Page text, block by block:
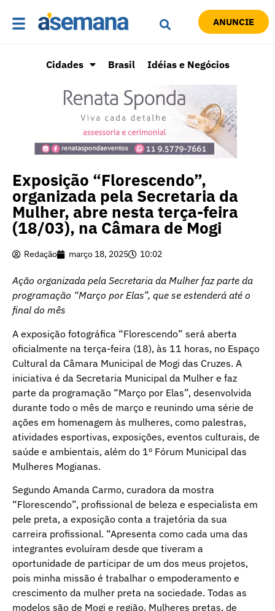
ANUNCIE
Cidades Brasil Idéias e Negócios
Exposição “Florescendo”,
organizada pela Secretaria da
Mulher, abre nesta terça-feira
(18/03), na Câmara de Mogi
Redação março 18, 2025 10:02
Ação organizada pela Secretaria da Mulher faz parte da
programação “Março por Elas”, que se estenderá até o
final do mês
A exposição fotográfica “Florescendo” será aberta
oficialmente na terça-feira (18), às 11 horas, no Espaço
Cultural da Câmara Municipal de Mogi das Cruzes. A
iniciativa é da Secretaria Municipal da Mulher e faz
parte da programação “Março por Elas”, desenvolvida
durante todo o mês de março e reunindo uma série de
ações em homenagem às mulheres, como palestras,
atividades esportivas, exposições, eventos culturais, de
saúde e ambientais, além do 1º Fórum Municipal das
Mulheres Mogianas.
Segundo Amanda Carmo, curadora da mostra
“Florescendo”, profissional de beleza e especialista em
pele preta, a exposição conta a trajetória da sua
carreira profissional. “Apresenta como cada uma das
integrantes evoluíram desde que tiveram a
oportunidade de participar de um dos meus projetos,
pois minha missão é trabalhar o empoderamento e
crescimento da mulher preta na sociedade. Todas as
modelos são de Mogi e região. Mulheres pretas, de